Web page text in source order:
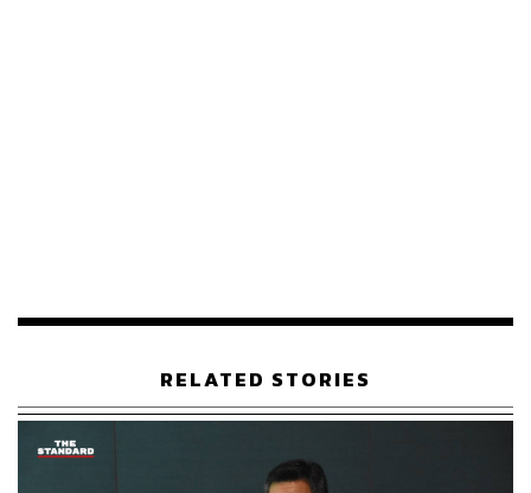
อะไรที่ทำให้เกิดประโยชน์กับประเทศไทย หรือมีโอกาสฟื้น
ตัวทางเศรษฐกิจ ก็จะหยิบยกขึ้นมา เพื่อบอกว่าประเทศไทยถึง
เวลาแล้วกับการพัฒนาในส่วนนี้
RELATED STORIES